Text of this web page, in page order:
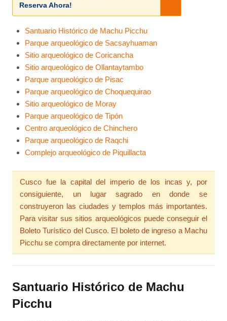
Reserva Ahora!
Santuario Histórico de Machu Picchu
Parque arqueológico de Sacsayhuaman
Sitio arqueológico de Coricancha
Sitio arqueológico de Ollantaytambo
Parque arqueológico de Pisac
Parque arqueológico de Choquequirao
Sitio arqueológico de Moray
Parque arqueológico de Tipón
Centro arqueológico de Chinchero
Parque arqueológico de Raqchi
Complejo arqueológico de Piquillacta
Cusco fue la capital del imperio de los incas y, por
consiguiente, un lugar sagrado en donde se
construyeron las ciudades y templos más importantes.
Para visitar sus sitios arqueológicos puede conseguir el
Boleto Turístico del Cusco. El boleto de ingreso a Machu
Picchu se compra directamente por internet.
Santuario Histórico de Machu
Picchu